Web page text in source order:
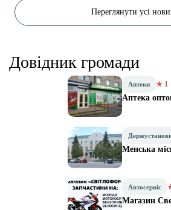
Переглянути усі
Довідник громади
Аптеки ★ 1
Аптека
Менська
Автосервіс
Магазин